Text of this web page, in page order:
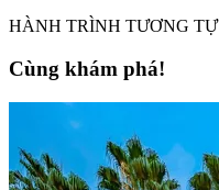
HÀNH TRÌNH TƯƠNG TỰ
Cùng khám phá!